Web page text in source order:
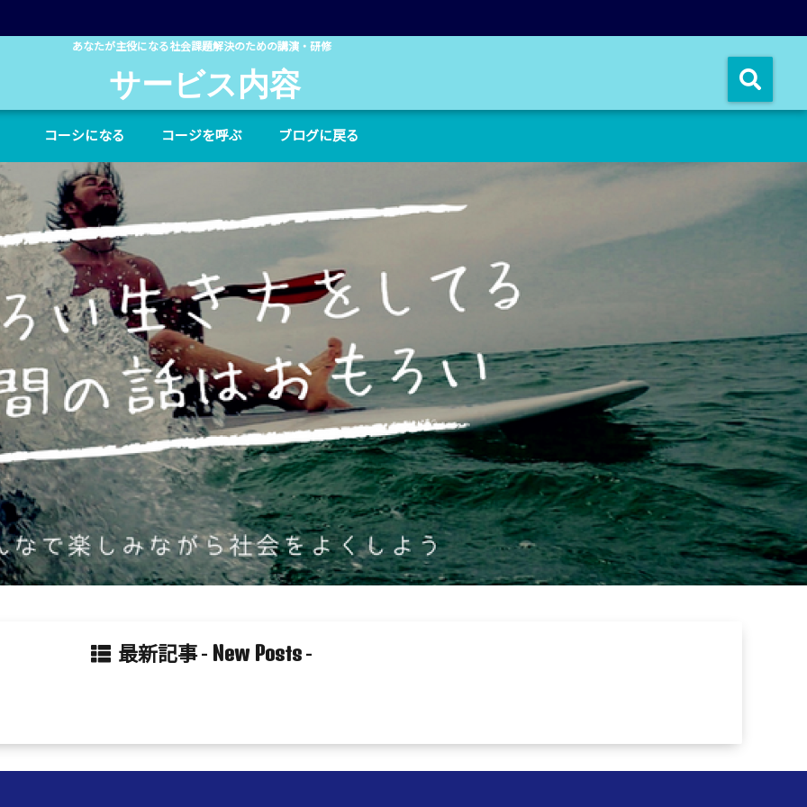
あなたが主役になる社会課題解決のための講演・研修
サービス内容
コーシになる コージを呼ぶ ブログに戻る
最新記事 - New Posts-